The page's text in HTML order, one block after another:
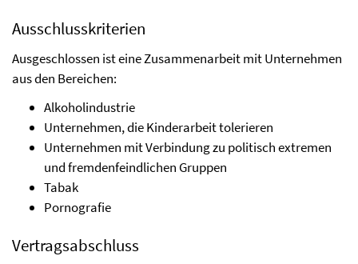
Ausschlusskriterien
Ausgeschlossen ist eine Zusammenarbeit mit Unternehmen
aus den Bereichen:
Alkoholindustrie
Unternehmen, die Kinderarbeit tolerieren
Unternehmen mit Verbindung zu politisch extremen
und fremdenfeindlichen Gruppen
Tabak
Pornografie
Vertragsabschluss